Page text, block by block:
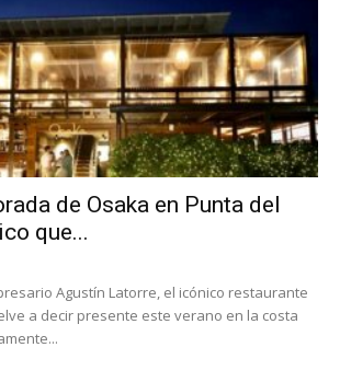
de Osaka en Punta del
que...
Agustín Latorre, el icónico restaurante
a decir presente este verano en la costa